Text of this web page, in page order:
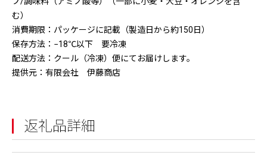
む）
消費期限：パッケージに記載（製造日から約150日）
保存方法：−18℃以下 要冷凍
配送方法：クール（冷凍）便にてお届けします。
提供元：有限会社 伊藤商店
返礼品詳細